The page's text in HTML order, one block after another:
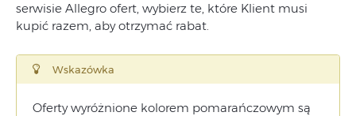
serwisie Allegro ofert, wybierz te, które Klient musi
kupić razem, aby otrzymać rabat.
Wskazówka
Oferty wyróżnione kolorem pomarańczowym są